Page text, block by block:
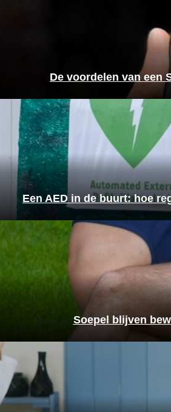
De voordelen van een
Een AED in de buurt: hoe
Soepel blijven